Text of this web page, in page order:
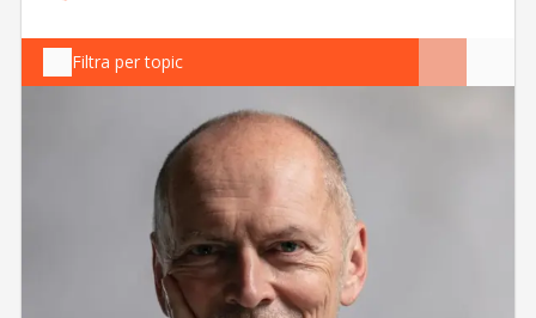
Filtra per topic